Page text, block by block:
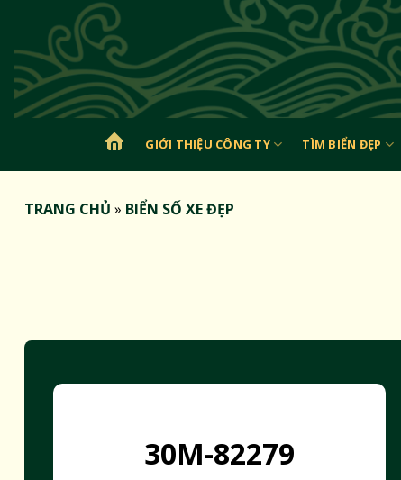
nội
dung
TRANGGIỚI THIỆU CÔNG TY TÌM BIỂN ĐẸP
TRANG CHỦ » BIỂN SỐ XE ĐẸP
30M-82279